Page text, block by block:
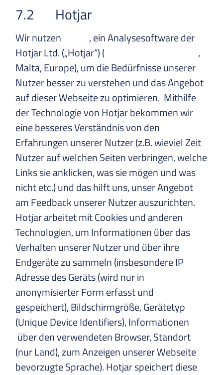
7.2 Hotjar
Wir nutzen Hotjar, ein Analysesoftware der
Hotjar Ltd. („Hotjar“) ( http://www.hotjar.com,
Malta, Europe), um die Bedürfnisse unserer
Nutzer besser zu verstehen und das Angebot
auf dieser Webseite zu optimieren. Mithilfe
der Technologie von Hotjar bekommen wir
eine besseres Verständnis von den
Erfahrungen unserer Nutzer (z.B. wieviel Zeit
Nutzer auf welchen Seiten verbringen, welche
Links sie anklicken, was sie mögen und was
nicht etc.) und das hilft uns, unser Angebot
am Feedback unserer Nutzer auszurichten.
Hotjar arbeitet mit Cookies und anderen
Technologien, um Informationen über das
Verhalten unserer Nutzer und über ihre
Endgeräte zu sammeln (insbesondere IP
Adresse des Geräts (wird nur in
anonymisierter Form erfasst und
gespeichert), Bildschirmgröße, Gerätetyp
(Unique Device Identifiers), Informationen
über den verwendeten Browser, Standort
(nur Land), zum Anzeigen unserer Webseite
bevorzugte Sprache). Hotjar speichert diese